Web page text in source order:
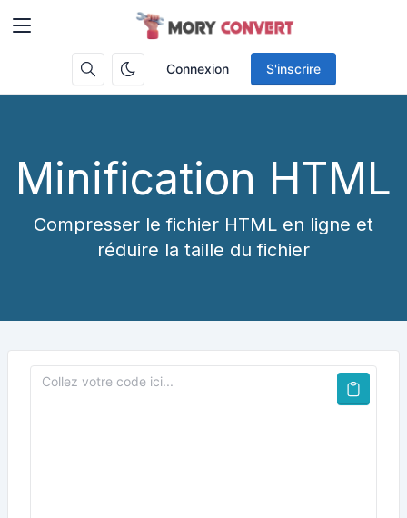
Connexion S'inscrire
Minification HTML
Compresser le fichier HTML en ligne et
réduire la taille du fichier